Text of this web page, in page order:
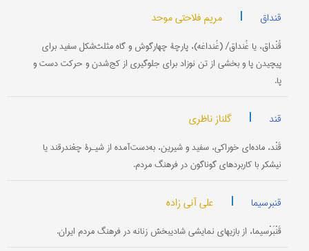
قنداق | مریم فلاحتی موحد
قُنْداق، یا غُنداق/ (غُنداغه)، پارچۀ چهار‌گوش و گاه مثلث‌شکل سفید برای
پیچیدن پا و بخشی از تن نوزاد برای جلوگیری از کج‌شدن و حرکت دست و
پا.
قند | گلناز ناظری
قَنْد، ماده‌ای خوراکی، سفید و شیرین، به‌دست‌آمده از شیـرۀ چغندرقند یا
نیشکر با کاربردهای گوناگون در فرهنگ مردم.
قنبرسیما | علی آنی زاده
قَنْبَرْسیما، از بازیهای نمایشی شادی‎بخش زنانه در فرهنگ مردم ایران.